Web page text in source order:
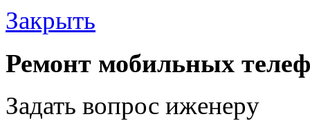
Закрыть
Ремонт мобильных
Задать вопрос иженеру